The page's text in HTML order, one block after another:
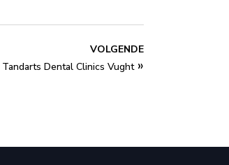
VOLGENDE
Tandarts Dental Clinics Vught»